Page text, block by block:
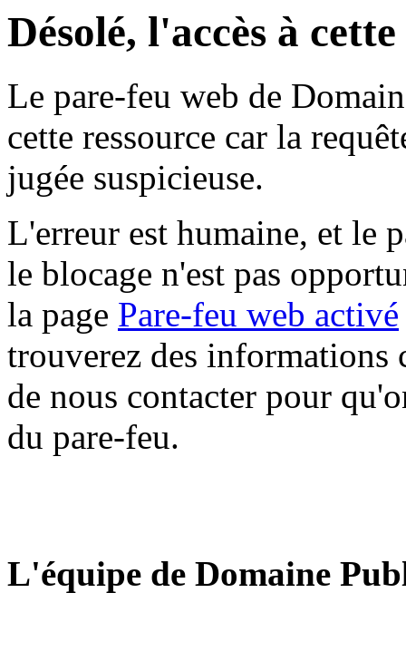
Désolé, l'accès à
Le pare-feu web de
cette ressource car la
jugée suspicieuse.
L'erreur est humaine, et le
le blocage n'est pas
la page Pare-feu web activé
trouverez des informations
de nous contacter pour
du pare-feu.
L'équipe de Domaine